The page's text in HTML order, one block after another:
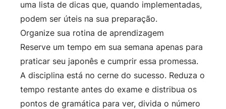
uma lista de dicas que, quando implementadas,
podem ser úteis na sua preparação.
Organize sua rotina de aprendizagem
Reserve um tempo em sua semana apenas para
praticar seu japonês e cumprir essa promessa.
A disciplina está no cerne do sucesso. Reduza o
tempo restante antes do exame e distribua os
pontos de gramática para ver, divida o número